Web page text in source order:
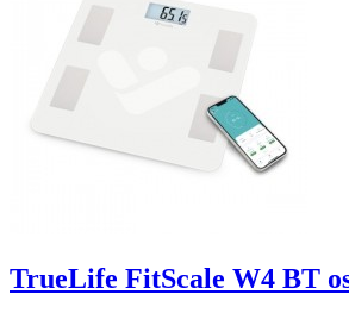
TrueLife FitScale W4 BT